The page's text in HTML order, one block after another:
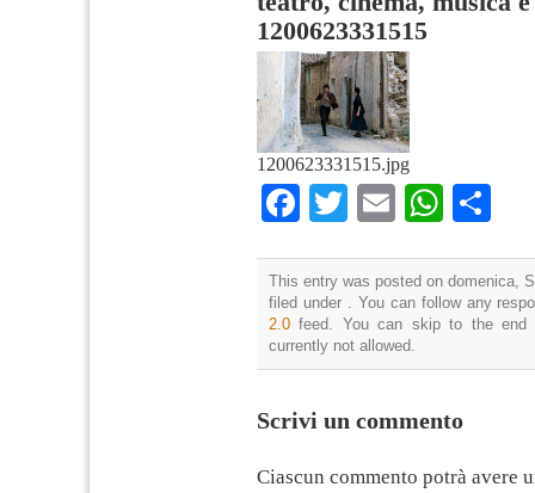
1200623331515
1200623331515.jpg
Facebook
TwitterEmail
This entry was posted on domenica,
filed under . You can follow any
2.0 feed. You can skip to the end
currently not allowed.
Scrivi un commento
Ciascun commento potrà avere